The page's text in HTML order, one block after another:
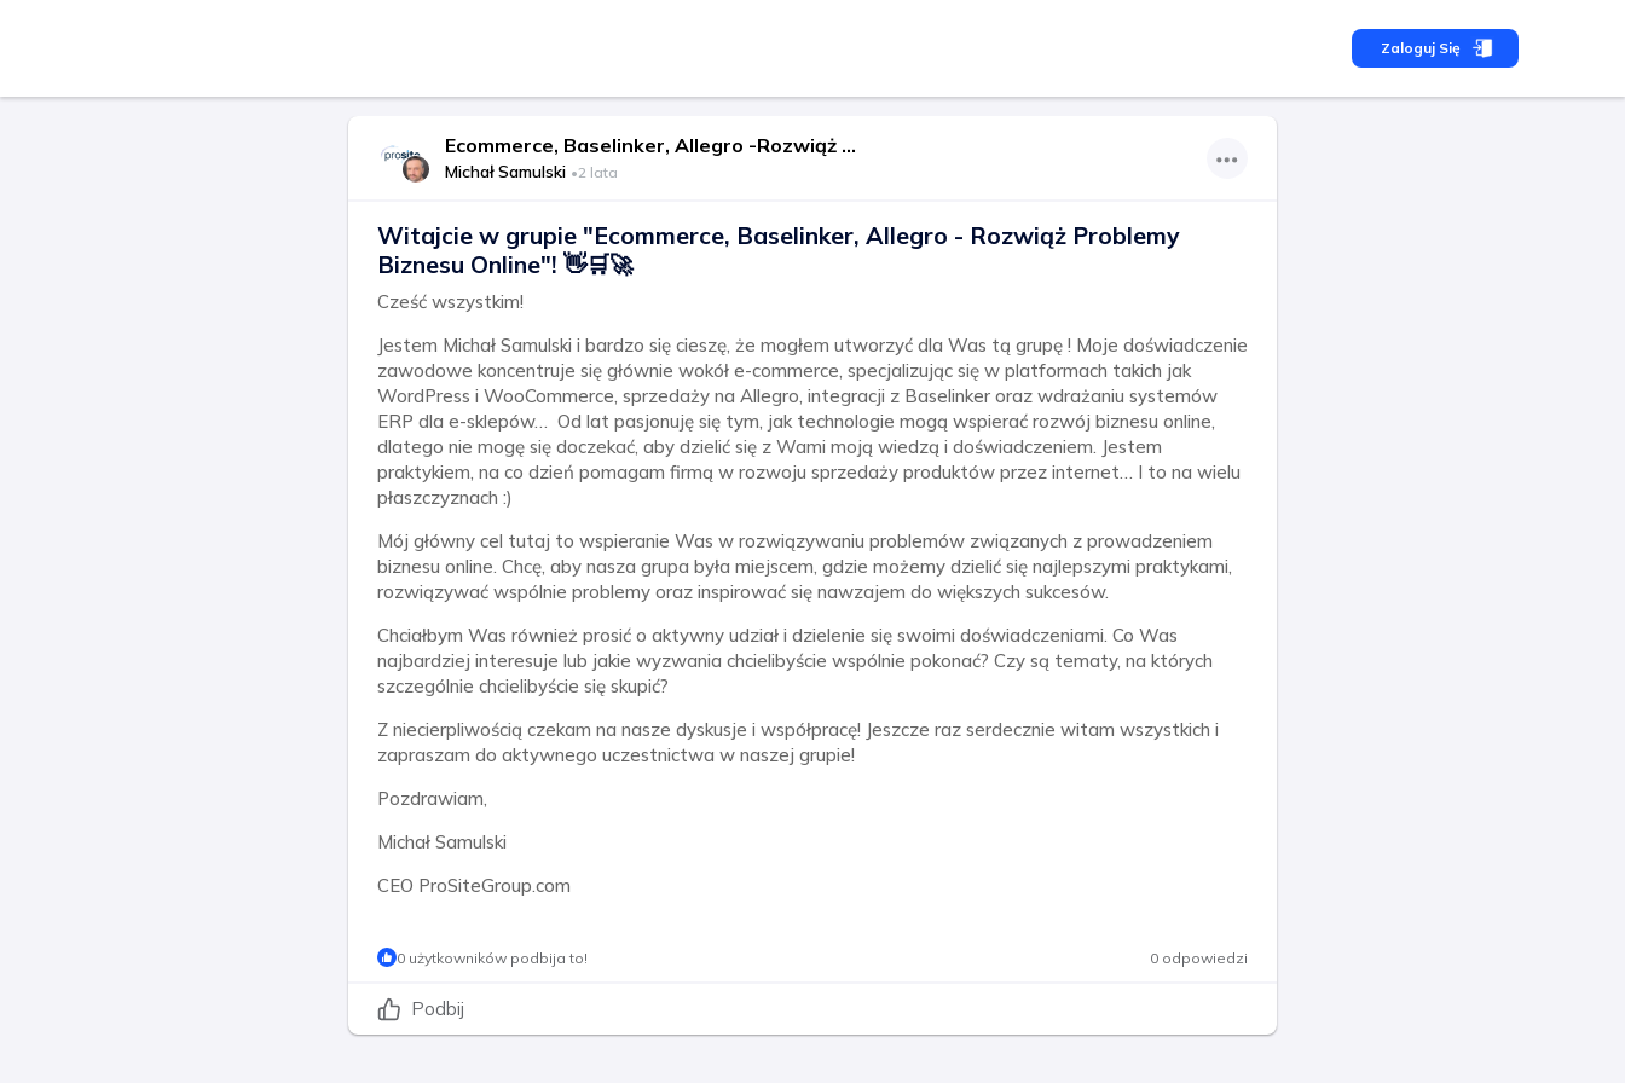
Zaloguj Się
Ecommerce, Baselinker, Allegro -Rozwiąż Problemy Biznesu Online
Michał Samulski •2 lata
Witajcie w grupie "Ecommerce, Baselinker, Allegro - Rozwiąż Problemy
Biznesu Online"! 👋🛒🚀
Cześć wszystkim!
Jestem Michał Samulski i bardzo się cieszę, że mogłem utworzyć dla Was tą grupę ! Moje doświadczenie
zawodowe koncentruje się głównie wokół e-commerce, specjalizując się w platformach takich jak
WordPress i WooCommerce, sprzedaży na Allegro, integracji z Baselinker oraz wdrażaniu systemów
ERP dla e-sklepów… Od lat pasjonuję się tym, jak technologie mogą wspierać rozwój biznesu online,
dlatego nie mogę się doczekać, aby dzielić się z Wami moją wiedzą i doświadczeniem. Jestem
praktykiem, na co dzień pomagam firmą w rozwoju sprzedaży produktów przez internet… I to na wielu
płaszczyznach :)
Mój główny cel tutaj to wspieranie Was w rozwiązywaniu problemów związanych z prowadzeniem
biznesu online. Chcę, aby nasza grupa była miejscem, gdzie możemy dzielić się najlepszymi praktykami,
rozwiązywać wspólnie problemy oraz inspirować się nawzajem do większych sukcesów.
Chciałbym Was również prosić o aktywny udział i dzielenie się swoimi doświadczeniami. Co Was
najbardziej interesuje lub jakie wyzwania chcielibyście wspólnie pokonać? Czy są tematy, na których
szczególnie chcielibyście się skupić?
Z niecierpliwością czekam na nasze dyskusje i współpracę! Jeszcze raz serdecznie witam wszystkich i
zapraszam do aktywnego uczestnictwa w naszej grupie!
Pozdrawiam,
Michał Samulski
CEO ProSiteGroup.com
0 użytkowników podbija to! 0 odpowiedzi
Podbij